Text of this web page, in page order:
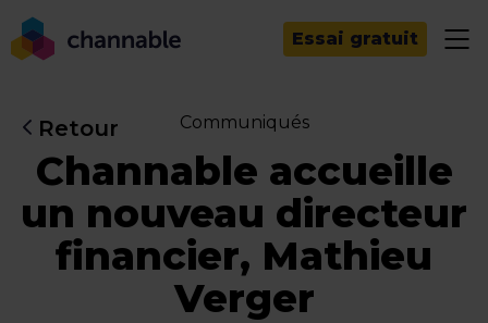
Essai gratuit
Retour Communiqués
Channable accueille
un nouveau directeur
financier, Mathieu
Verger